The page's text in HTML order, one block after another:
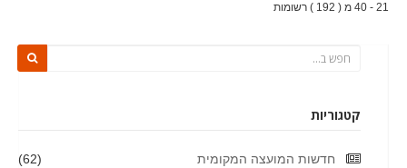
21 - 40 מ ( 192 ) רשומות
קטגוריות
חדשות המועצה המקומית (62)